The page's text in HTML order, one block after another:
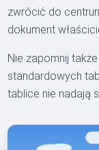
zwrócić do
dokument
Nie zapomnij
standardowych
tablice nie nadają